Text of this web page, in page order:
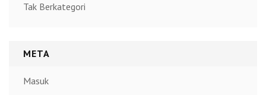
Tak Berkategori
META
Masuk